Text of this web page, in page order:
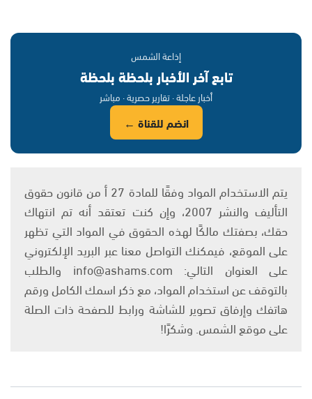
إذاعة الشمس
تابع آخر الأخبار بلحظة بلحظة
أخبار عاجلة · تقارير حصرية · مباشر
انضم للقناة ←
يتم الاستخدام المواد وفقًا للمادة 27 أ من قانون حقوق
التأليف والنشر 2007، وإن كنت تعتقد أنه تم انتهاك
حقك، بصفتك مالكًا لهذه الحقوق في المواد التي تظهر
على الموقع، فيمكنك التواصل معنا عبر البريد الإلكتروني
على العنوان التالي: info@ashams.com والطلب
بالتوقف عن استخدام المواد، مع ذكر اسمك الكامل ورقم
هاتفك وإرفاق تصوير للشاشة ورابط للصفحة ذات الصلة
على موقع الشمس. وشكرًا!